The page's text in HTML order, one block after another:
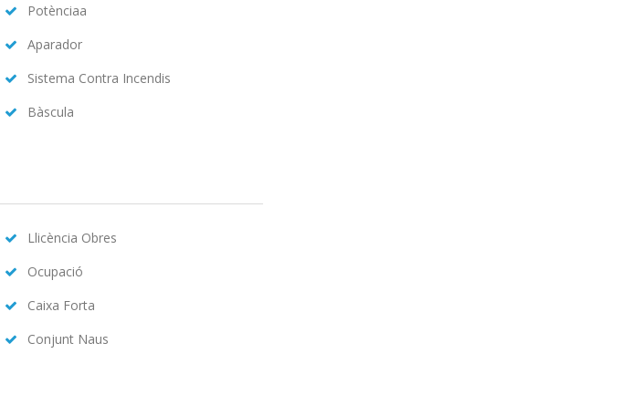
Potènciaa
Aparador
Sistema Contra Incendis
Bàscula
Llicència Obres
Ocupació
Caixa Forta
Conjunt Naus